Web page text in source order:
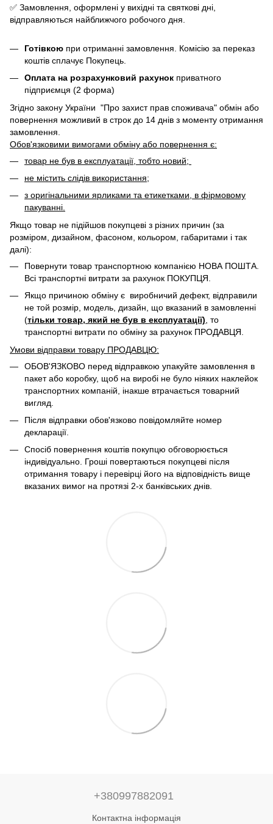
✅ Замовлення, оформлені у вихідні та святкові дні,
відправляються найближчого робочого дня.
Готівкою при отриманні замовлення. Комісію за переказ
коштів сплачує Покупець.
Оплата на розрахунковий рахунок приватного
підприємця (2 форма)
Згідно закону України "Про захист прав споживача" обмін або
повернення можливий в строк до 14 днів з моменту отримання
замовлення.
Обов'язковими вимогами обміну або повернення є:
товар не був в експлуатації, тобто новий;
не містить слідів використання;
з оригінальними ярликами та етикетками, в фірмовому
пакуванні.
Якщо товар не підійшов покупцеві з різних причин (за
розміром, дизайном, фасоном, кольором, габаритами і так
далі):
Повернути товар транспортною компанією НОВА ПОШТА.
Всі транспортні витрати за рахунок ПОКУПЦЯ.
Якщо причиною обміну є виробничий дефект, відправили
не той розмір, модель, дизайн, що вказаний в замовленні
(тільки товар, який не був в експлуатації) , то
транспортні витрати по обміну за рахунок ПРОДАВЦЯ. ​
Умови відправки товару ПРОДАВЦЮ:
ОБОВ'ЯЗКОВО перед відправкою упакуйте замовлення в
пакет або коробку, щоб на виробі не було ніяких наклейок
транспортних компаній, інакше втрачається товарний
вигляд.
Після відправки обов'язково повідомляйте номер
декларації.
Спосіб повернення коштів покупцю обговорюється
індивідуально. Гроші повертаються покупцеві після
отримання товару і перевірці його на відповідність вище
вказаних вимог на протязі 2-х банківських днів.
+380997882091
Контактна інформація